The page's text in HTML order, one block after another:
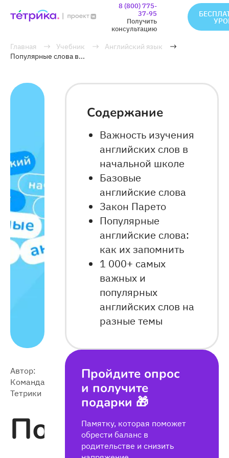
8 (800) 775-
37-95
Получить
консультацию
Главная Учебник
Английский язык
Популярные слова в...
Автор:
Команда
Тетрики
6 789
Популярные
Содержание
Важность изучения
английских слов в
начальной школе
Базовые
английские слова
Закон Парето
Популярные
английские слова:
как их запомнить
1 000+ самых
важных и
популярных
английских слов на
разные темы
Пройдите опрос
и получите
подарки 🎁
Памятку, которая поможет
обрести баланс в
родительстве и снизить